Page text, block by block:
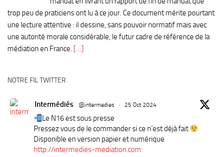
trop peu de praticiens ont lu à ce jour. Ce document mérite pourtant
une lecture attentive : il dessine, sans pouvoir normatif mais avec
une autorité morale considérable, le futur cadre de référence de la
médiation en France. […]
NOTRE FIL TWITTER
Intermédiés @intermedies · 25 Oct 2024
Le N16 est sous presse
Pressez vous de le commander si ce n’est déjà fait
Disponible en version papier et numérique
http://intermedies-mediation.com